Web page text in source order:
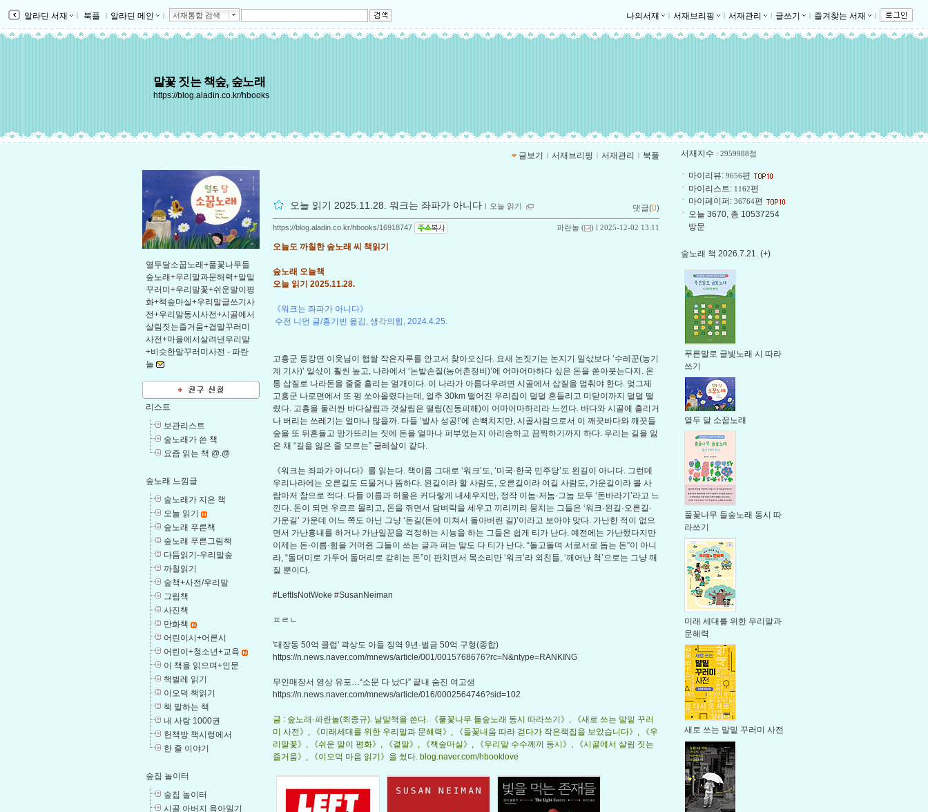
알라딘 서재 ｌ 북플 ｌ 알라딘 메인 ｌ 서재통합 검색 나의서재 ｌ 서재브리핑 ｌ 서재관리 ｌ 글쓰기 ｌ 즐겨찾는 서재 ｌ
말꽃 짓는 책숲, 숲노래
https://blog.aladin.co.kr/hbooks
글보기 ｌ 서재브리핑 ｌ 서재관리 ｌ 북플
열두달소꿉노래+풀꽃나무들
숲노래+우리말과문해력+말밑
꾸러미+우리말꽃+쉬운말이평
화+책숲마실+우리말글쓰기사
전+우리말동시사전+시골에서
살림짓는즐거움+겹말꾸러미
사전+마을에서살려낸우리말
+비슷한말꾸러미사전 - 파란
놀
리스트
보관리스트
숲노래가 쓴 책
요즘 읽는 책 @.@
숲노래 느낌글
숲노래가 지은 책
오늘 읽기
숲노래 푸른책
숲노래 푸른그림책
다듬읽기-우리말숲
까칠읽기
숲책+사전/우리말
그림책
사진책
만화책
어린이시+어른시
어린이+청소년+교육
이 책을 읽으며+인문
책벌레 읽기
이오덕 책읽기
책 말하는 책
내 사랑 1000권
헌책방 책시렁에서
한 줄 이야기
숲집 놀이터
숲집 놀이터
시골 아버지 육아일기
오늘 읽기 2025.11.28. 워크는 좌파가 아니다 ｌ 오늘 읽기 댓글(0)
파란놀 ( ) l 2025-12-02 13:11
https://blog.aladin.co.kr/hbooks/16918747
오늘도 까칠한 숲노래 씨 책읽기
숲노래 오늘책
오늘 읽기 2025.11.28.
《워크는 좌파가 아니다》
수전 니먼 글/홍기빈 옮김, 생각의힘, 2024.4.25.
고흥군 동강면 이웃님이 햅쌀 작은자루를 안고서 찾아오신다. 요새 논짓기는 논지기 일삯보다 ‘수레꾼(농기
계 기사)’ 일삯이 훨씬 높고, 나라에서 ‘논밭손질(농어촌정비)’에 어마어마하다 싶은 돈을 쏟아붓는다지. 온
통 삽질로 나라돈을 줄줄 흘리는 얼개이다. 이 나라가 아름다우려면 시골에서 삽질을 멈춰야 한다. 엊그제
고흥군 나로면에서 또 펑 쏘아올렸다는데, 얼추 30km 떨어진 우리집이 덜덜 흔들리고 미닫이까지 덜덜 떨
렸다. 고흥을 둘러싼 바다살림과 갯살림은 떨림(진동피해)이 어마어마하리라 느낀다. 바다와 시골에 흘리거
나 버리는 쓰레기는 얼마나 많을까. 다들 ‘발사 성공!’에 손뼉치지만, 시골사람으로서 이 깨끗바다와 깨끗들
숲을 또 뒤흔들고 망가뜨리는 짓에 돈을 얼마나 퍼부었는지 아리송하고 끔찍하기까지 하다. 우리는 길을 잃
은 채 “길을 잃은 줄 모르는” 굴레살이 같다.
《워크는 좌파가 아니다》를 읽는다. 책이름 그대로 ‘워크’도, ‘미국·한국 민주당’도 왼길이 아니다. 그런데
우리나라에는 오른길도 드물거나 뜸하다. 왼길이라 할 사람도, 오른길이라 여길 사람도, 가운길이라 볼 사
람마저 참으로 적다. 다들 이름과 허울은 커다랗게 내세우지만, 정작 이놈·저놈·그놈 모두 ‘돈바라기’라고 느
낀다. 돈이 되면 우르르 몰리고, 돈을 쥐면서 담벼락을 세우고 끼리끼리 뭉치는 그들은 ‘워크·왼길·오른길·
가운길’ 가운데 어느 쪽도 아닌 그냥 ‘돈길(돈에 미쳐서 돌아버린 길)’이라고 보아야 맞다. 가난한 적이 없으
면서 가난흉내를 하거나 가난일꾼을 걱정하는 시늉을 하는 그들은 쉽게 티가 난다. 예전에는 가난했다지만
이제는 돈·이름·힘을 거머쥔 그들이 쓰는 글과 펴는 말도 다 티가 난다. “돌고돌며 서로서로 돕는 돈”이 아니
라, “돌더미로 가두어 돌머리로 갇히는 돈”이 판치면서 목소리만 ‘워크’라 외친들, ‘깨어난 척’으로는 그냥 깨
질 뿐이다.
#LeftIsNotWoke #SusanNeiman
ㅍㄹㄴ
'대장동 50억 클럽' 곽상도 아들 징역 9년·벌금 50억 구형(종합)
https://n.news.naver.com/mnews/article/001/0015768676?rc=N&ntype=RANKING
무인매장서 영상 유포…“소문 다 났다” 끝내 숨진 여고생
https://n.news.naver.com/mnews/article/016/0002564746?sid=102
글 : 숲노래·파란놀(최종규). 낱말책을 쓴다. 《풀꽃나무 들숲노래 동시 따라쓰기》, 《새로 쓰는 말밑 꾸러
미 사전》, 《미래세대를 위한 우리말과 문해력》, 《들꽃내음 따라 걷다가 작은책집을 보았습니다》, 《우
리말꽃》, 《쉬운 말이 평화》, 《곁말》, 《책숲마실》, 《우리말 수수께끼 동시》, 《시골에서 살림 짓는
즐거움》, 《이오덕 마음 읽기》을 썼다. blog.naver.com/hbooklove
서재지수 : 2959988점
마이리뷰: 9656편
마이리스트: 1162편
마이페이퍼: 36764편
오늘 3670, 총 10537254
방문
숲노래 책 2026.7.21. (+)
푸른말로 글빛노래 시 따라
쓰기
열두 달 소꿉노래
풀꽃나무 들숲노래 동시 따
라쓰기
미래 세대를 위한 우리말과
문해력
새로 쓰는 말밑 꾸러미 사전